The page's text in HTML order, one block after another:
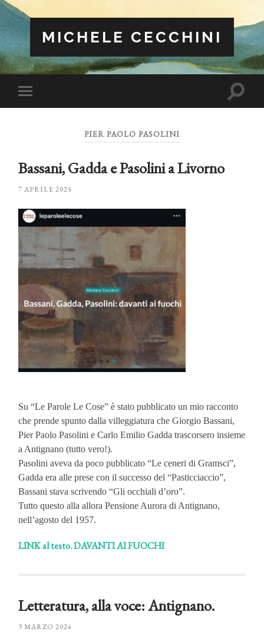
MICHELE CECCHINI
Attiva/disattiva
il
Attiva/
PIER PAOLO PASOLINI
Bassani, Gadda e Pasolini a Livorno
7 APRILE 2025
Su “Le Parole Le Cose” è stato pubblicato un mio racconto
che prende spunto dalla villeggiatura che Giorgio Bassani,
Pier Paolo Pasolini e Carlo Emilio Gadda trascorsero insieme
a Antignano (tutto vero!).
Pasolini aveva da poco pubblicato “Le ceneri di Gramsci”,
Gadda era alle prese con il successo del “Pasticciaccio”,
Bassani stava scrivendo “Gli occhiali d’oro”.
Tutto questo alla allora Pensione Aurora di Antignano,
nell’agosto del 1957.
LINK al testo. DAVANTI AI FUOCHI
Letteratura, alla voce: Antignano.
3 MARZO 2024